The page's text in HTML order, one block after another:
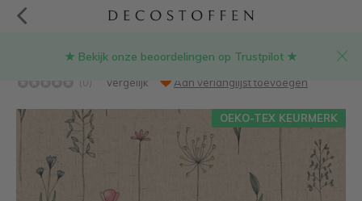
★ Bekijk onze beoordelingen op Trustpilot ★
Wilde bloemen fijn linnenlook stof
(0) Vergelijk Aan verlanglijst toevoegen
OEKO-TEX KEURMERK